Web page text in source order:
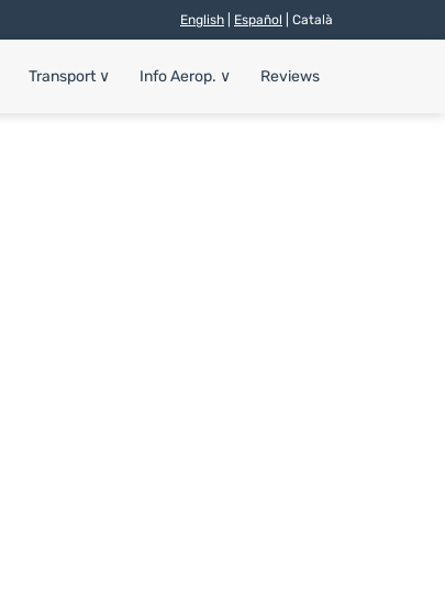
English Español | Català
Transport ∨ Info Aerop. ∨ Reviews